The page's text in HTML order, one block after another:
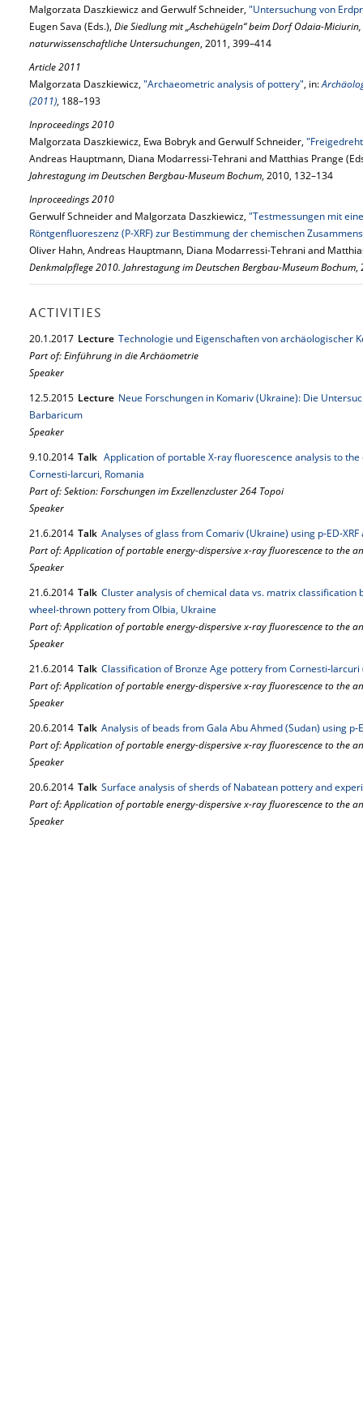
Malgorzata Daszkiewicz and Gerwulf Schneider, "Untersuchung von
Eugen Sava (Eds.), Die Siedlung mit „Aschehügeln“ beim Dorf Odaia-
naturwissenschaftliche Untersuchungen, 2011, 399–414
Article 2011
Malgorzata Daszkiewicz, "Archaeometric analysis of pottery", in:
(2011), 188–193
Inproceedings 2010
Malgorzata Daszkiewicz, Ewa Bobryk and Gerwulf Schneider,
Andreas Hauptmann, Diana Modarressi-Tehrani and Matthias Prange
Jahrestagung im Deutschen Bergbau-Museum Bochum, 2010, 132–134
Inproceedings 2010
Gerwulf Schneider and Malgorzata Daszkiewicz, "Testmessungen mit
Röntgenfluoreszenz (P-XRF) zur Bestimmung der chemischen
Oliver Hahn, Andreas Hauptmann, Diana Modarressi-Tehrani and
Denkmalpflege 2010. Jahrestagung im Deutschen Bergbau-Museum Bochum,
ACTIVITIES
20.1.2017 Lecture Technologie und Eigenschaften von archäologischer
Part of: Einführung in die Archäometrie
Speaker
12.5.2015 Lecture Neue Forschungen in Komariv (Ukraine): Die
Barbaricum
Speaker
9.10.2014 Talk Application of portable X-ray fluorescence analysis to
Cornesti-Iarcuri, Romania
Part of: Sektion: Forschungen im Exzellenzcluster 264 Topoi
Speaker
21.6.2014 Talk Analyses of glass from Comariv (Ukraine) using p‐ED‐XRF
Part of: Application of portable energy-dispersive x-ray fluorescence to the
Speaker
21.6.2014 Talk Cluster analysis of chemical data vs. matrix
wheel‐thrown pottery from Olbia, Ukraine
Part of: Application of portable energy-dispersive x-ray fluorescence to the
Speaker
21.6.2014 Talk Classification of Bronze Age pottery from Cornesti‐Iarcuri
Part of: Application of portable energy-dispersive x-ray fluorescence to the
Speaker
20.6.2014 Talk Analysis of beads from Gala Abu Ahmed (Sudan) using
Part of: Application of portable energy-dispersive x-ray fluorescence to the
Speaker
20.6.2014 Talk Surface analysis of sherds of Nabatean pottery and
Part of: Application of portable energy-dispersive x-ray fluorescence to the
Speaker